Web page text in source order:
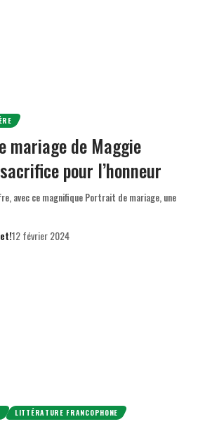
mariage de Maggie
pour l’honneur
avec ce magnifique Portrait de mariage, une
12 février 2024
LITTÉRATURE FRANCOPHONE